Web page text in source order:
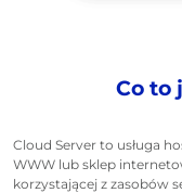
Co to
Cloud Server to usługa
WWW lub sklep
korzystającej z zasobów